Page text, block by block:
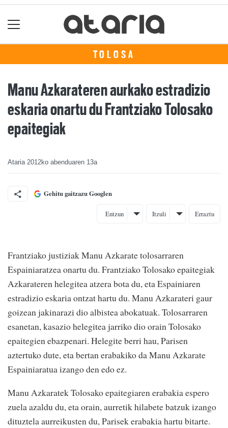
TOLOSA
Manu Azkarateren aurkako estradizio
eskaria onartu du Frantziako Tolosako
epaitegiak
Ataria 2012ko abenduaren 13a
Gehitu gaitzazu Googlen
Entzun Itzuli Erraztu
Frantziako justiziak Manu Azkarate tolosarraren
Espainiaratzea onartu du. Frantziako Tolosako epaitegiak
Azkarateren helegitea atzera bota du, eta Espainiaren
estradizio eskaria ontzat hartu du. Manu Azkarateri gaur
goizean jakinarazi dio albistea abokatuak. Tolosarraren
esanetan, kasazio helegitea jarriko dio orain Tolosako
epaitegien ebazpenari. Helegite berri hau, Parisen
aztertuko dute, eta bertan erabakiko da Manu Azkarate
Espainiaratua izango den edo ez.
Manu Azkaratek Tolosako epaitegiaren erabakia espero
zuela azaldu du, eta orain, aurretik hilabete batzuk izango
dituztela aurreikusten du, Parisek erabakia hartu bitarte.